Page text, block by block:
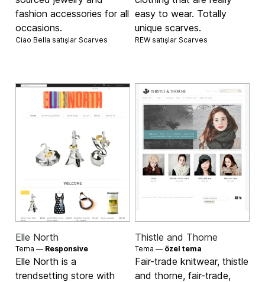
fashion accessories for all
occasions.
Ciao Bella satışlar Scarves
easy to wear. Totally
unique scarves.
REW satışlar Scarves
Elle North
Tema — Responsive
Elle North is a
trendsetting store with
Thistle and Thorne
Tema — özel tema
Fair-trade knitwear, thistle
and thorne, fair-trade,